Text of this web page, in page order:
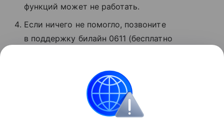
функций может не работать.
Если ничего не помогло, позвоните
в поддержку билайн 0611 (бесплатно